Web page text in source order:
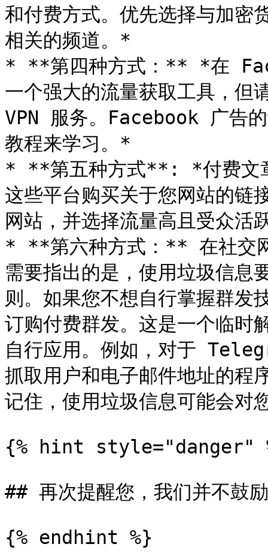
和付费方式。优先选择与加密
相关的频道。*
* **第四种方式：** *在
一个强大的流量获取工具，但
VPN 服务。Facebook 广告
教程来学习。*
* **第五种方式**: *付费文
这些平台购买关于您网站的链
网站，并选择流量高且受众活
* **第六种方式：** 在社交
需要指出的是，使用垃圾信息
则。如果您不想自行掌握群发
订购付费群发。这是一个临时
自行应用。例如，对于
抓取用户和电子邮件地址的程
记住，使用垃圾信息可能会对
{% hint style="danger"
## 再次提醒您，我们并不鼓
{% endhint %}